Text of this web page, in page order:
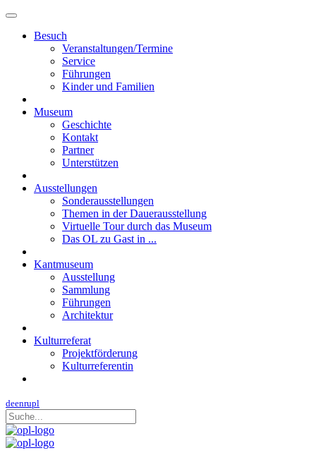
Besuch
Veranstaltungen/Termine
Service
Führungen
Kinder und Familien
Museum
Geschichte
Kontakt
Partner
Unterstützen
Ausstellungen
Sonderausstellungen
Themen in der Dauerausstellung
Virtuelle Tour durch das Museum
Das OL zu Gast in ...
Kantmuseum
Ausstellung
Sammlung
Führungen
Architektur
Kulturreferat
Projektförderung
Kulturreferentin
deenrupl